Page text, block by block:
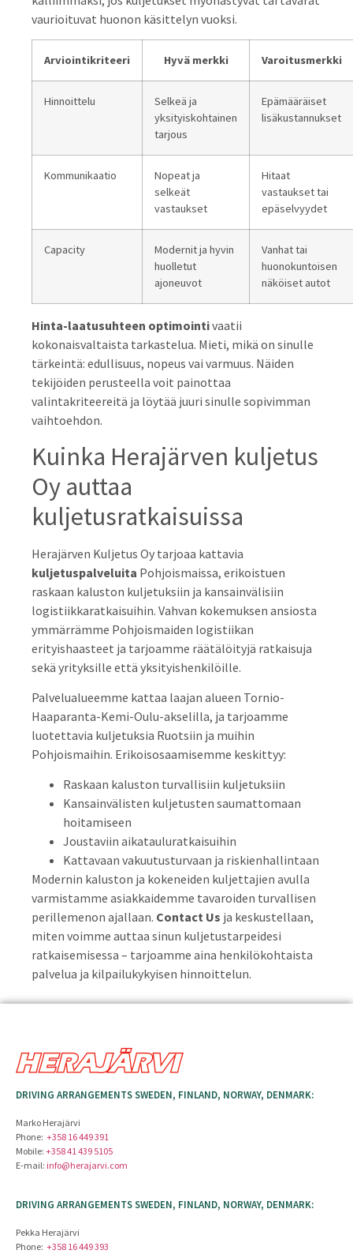
vaurioituvat huonon käsittelyn vuoksi.
Arviointikriteeri Hyvä merkki Varoitusmerkki
Hinnoittelu
Selkeä ja
yksityiskohtainen
tarjous
Epämääräiset
lisäkustannukset
Kommunikaatio
Nopeat ja
selkeät
vastaukset
Hitaat
vastaukset tai
epäselvyydet
Capacity
Modernit ja hyvin
huolletut
ajoneuvot
Vanhat tai
huonokuntoisen
näköiset autot
Hinta-laatusuhteen optimointivaatii
kokonaisvaltaista tarkastelua. Mieti, mikä on sinulle
tärkeintä: edullisuus, nopeus vai varmuus. Näiden
tekijöiden perusteella voit painottaa
valintakriteereitä ja löytää juuri sinulle sopivimman
vaihtoehdon.
Kuinka Herajärven kuljetus
Oy auttaa
kuljetusratkaisuissa
Herajärven Kuljetus Oy tarjoaa kattavia
kuljetuspalveluita Pohjoismaissa, erikoistuen
raskaan kaluston kuljetuksiin ja kansainvälisiin
logistiikkaratkaisuihin. Vahvan kokemuksen ansiosta
ymmärrämme Pohjoismaiden logistiikan
erityishaasteet ja tarjoamme räätälöityjä ratkaisuja
sekä yrityksille että yksityishenkilöille.
Palvelualueemme kattaa laajan alueen Tornio-
Haaparanta-Kemi-Oulu-akselilla, ja tarjoamme
luotettavia kuljetuksia Ruotsiin ja muihin
Pohjoismaihin. Erikoisosaamisemme keskittyy:
Raskaan kaluston turvallisiin kuljetuksiin
Kansainvälisten kuljetusten saumattomaan
hoitamiseen
Joustaviin aikatauluratkaisuihin
Kattavaan vakuutusturvaan ja riskienhallintaan
Modernin kaluston ja kokeneiden kuljettajien avulla
varmistamme asiakkaidemme tavaroiden turvallisen
perillemenon ajallaan. Contact Us ja keskustellaan,
miten voimme auttaa sinun kuljetustarpeidesi
ratkaisemisessa – tarjoamme aina henkilökohtaista
palvelua ja kilpailukykyisen hinnoittelun.
DRIVING ARRANGEMENTS SWEDEN, FINLAND, NORWAY, DENMARK:
Marko Herajärvi
Phone: +358 16 449 391
Mobile: +358 41 439 5105
E-mail: info@herajarvi.com
DRIVING ARRANGEMENTS SWEDEN, FINLAND, NORWAY, DENMARK:
Pekka Herajärvi
Phone: +358 16 449 393